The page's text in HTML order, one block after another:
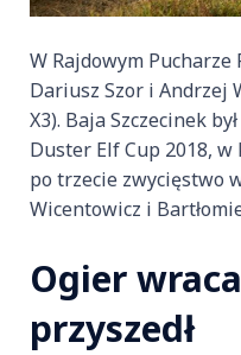
W Rajdowym
Dariusz Szor i Andrzej
X3). Baja Szczecinek
Duster Elf Cup 2018,
po trzecie zwycięstwo
Wicentowicz i
Ogier
przyszedł